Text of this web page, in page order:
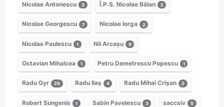
Nicolae Antonescu 3 Î.P.S. Nicolae Bălan 2
Nicolae Georgescu 7 Nicolae Iorga 2
Nicolae Paulescu 1 Nil Arcașu 9
Octavian Mihalcea 1 Petru Demetrescu Popescu 1
Radu Gyr 26 Radu Ilaș 4 Radu Mihai Crișan 2
Robert Sungenis 1 Sabin Pavelescu 3 saccsiv 5